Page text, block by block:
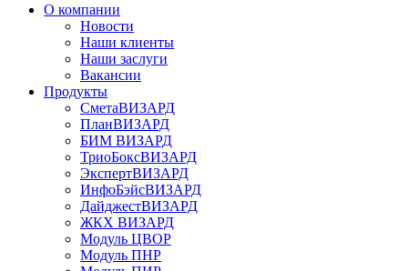
О компании
Новости
Наши клиенты
Наши заслуги
Вакансии
Продукты
СметаВИЗАРД
ПланВИЗАРД
БИМ ВИЗАРД
ТриоБоксВИЗАРД
ЭкспертВИЗАРД
ИнфоБэйсВИЗАРД
ДайджестВИЗАРД
ЖКХ ВИЗАРД
Модуль ЦВОР
Модуль ПНР